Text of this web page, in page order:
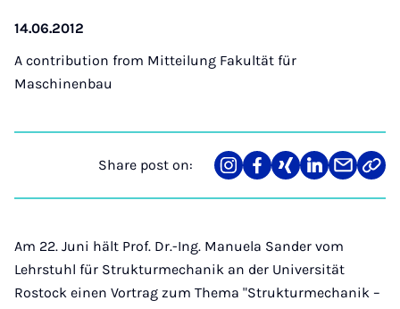
14.06.2012
A contribution from Mitteilung Fakultät für
Maschinenbau
Share post on:
Share
on
Teilen
auf
Teilen
auf
Teilen
auf
Teilen
über
Link
Am 22. Juni hält Prof. Dr.-Ing. Manuela Sander vom
Lehrstuhl für Strukturmechanik an der Universität
Rostock einen Vortrag zum Thema "Strukturmechanik –